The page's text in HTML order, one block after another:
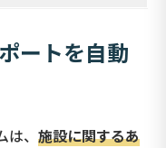
ートを自動
、 施設に関するあ